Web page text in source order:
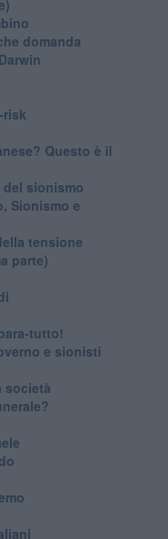
domanda
risk
Questo è il
del sionismo
Sionismo e
tensione
parte)
tutto!
e sionisti
società